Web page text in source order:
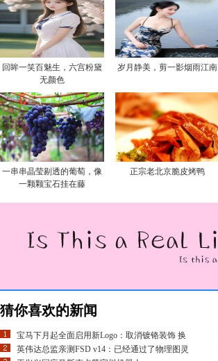
回眸一笑百魅生，六宫粉黛
无颜色
岁月静美，剪一影烟雨江南
一串串晶莹剔透的葡萄，像
一颗颗宝石挂在藤
正宗老北京脆皮烤鸭
猜你喜欢的新闻
宝马下月起全面启用新Logo：取消镀铬装饰 换
英伟达总监亲测FSD v14：已经通过了物理图灵